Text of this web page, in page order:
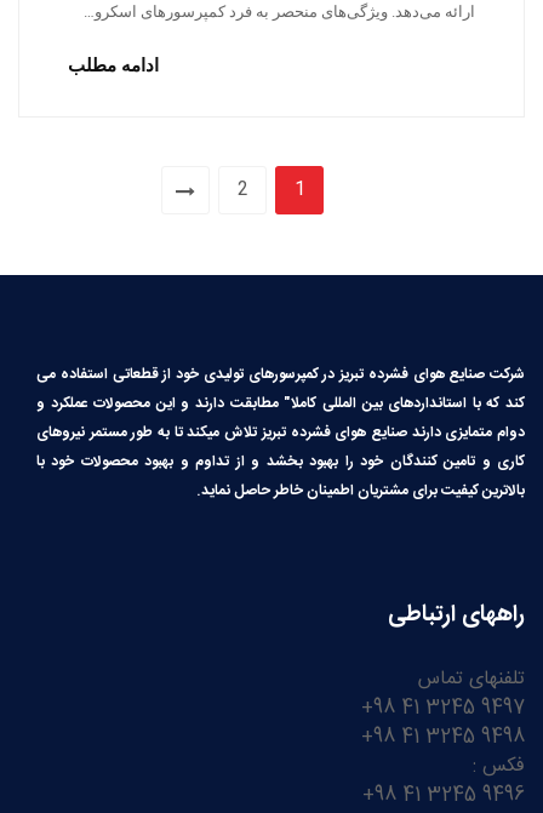
ارائه می‌دهد. ویژگی‌های منحصر به فرد کمپرسورهای اسکرو…
ادامه مطلب
1
2
شرکت صنایع هوای فشرده تبریز در کمپرسورهای تولیدی خود از قطعاتی استفاده می
کند که با استانداردهای بین المللی کاملا″ مطابقت دارند و این محصولات عملکرد و
دوام متمایزی دارند صنایع هوای فشرده تبریز تلاش میکند تا به طور مستمر نیروهای
کاری و تامین کنندگان خود را بهبود بخشد و از تداوم و بهبود محصولات خود با
بالاترین کیفیت برای مشتریان اطمینان خاطر حاصل نماید.
راههای ارتباطی
تلفنهای تماس
9497 3245 41 98+
9498 3245 41 98+
فکس :
9496 3245 41 98+